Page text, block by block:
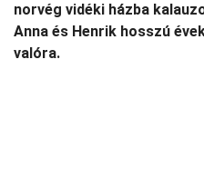
norvég vidéki házba
Anna és Henrik hosszú
valóra.